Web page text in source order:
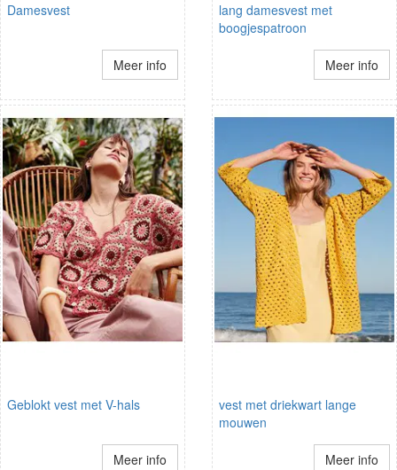
Damesvest
Meer info
lang damesvest met
boogjespatroon
Meer info
Geblokt vest met V-hals
Meer info
vest met driekwart lange
mouwen
Meer info